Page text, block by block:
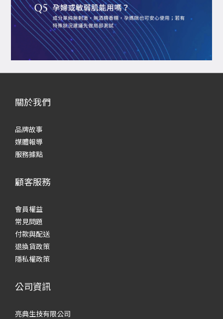
關於我們
品牌故事
媒體報導
服務據點
顧客服務
會員權益
常見問題
付款與配送
退換貨政策
隱私權政策
公司資訊
亮典生技有限公司